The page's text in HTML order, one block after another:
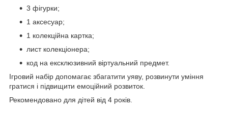
3 фігурки;
1 аксесуар;
1 колекційна картка;
лист колекціонера;
код на ексклюзивний віртуальний предмет.
Ігровий набір допомагає збагатити уяву, розвинути уміння
гратися і підвищити емоційний розвиток.
Рекомендовано для дітей від 4 років.